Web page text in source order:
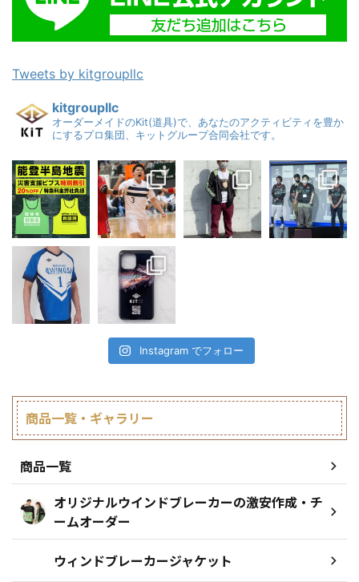
Tweets by kitgroupllc
kitgroupllc
オーダーメイドのKit(道具)で、あなたのアクティビティを豊か
にするプロ集団、キットグループ合同会社です。
Instagram でフォロー
商品一覧・ギャラリー
商品一覧
オリジナルウインドブレーカーの激安作成・チ
ームオーダー
ウィンドブレーカージャケット